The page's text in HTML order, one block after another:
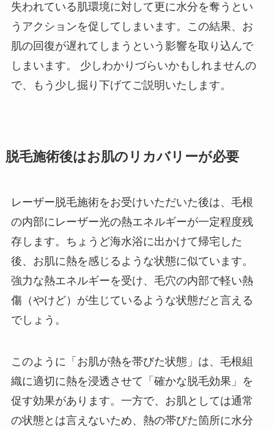
失われている肌環境に対して更に水分を奪うとい
うアクションを促してしまいます。この結果、お
肌の回復が遅れてしまうという影響を取り込んで
しまいます。 少しわかりづらいかもしれませんの
で、もう少し掘り下げてご説明いたします。
脱毛施術後はお肌のリカバリーが必要
レーザー脱毛施術をお受けいただいた後は、毛根
の内部にレーザー光の熱エネルギーが一定程度残
存します。ちょうど海水浴に出かけて帰宅した
後、お肌に熱を感じるような状態に似ています。
強力な熱エネルギーを受け、毛穴の内部で軽い熱
傷（やけど）が生じているような状態だと言える
でしょう。
このように「お肌が熱を帯びた状態」は、毛根組
織に適切に熱を浸透させて「確かな脱毛効果」を
促す効果があります。一方で、お肌としては通常
の状態とは言えないため、熱の帯びた箇所に水分